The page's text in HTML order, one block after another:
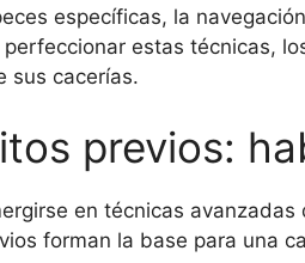
específicas, la
estas técnicas,
sus cacerías.
previos:
en técnicas
forman la base para una